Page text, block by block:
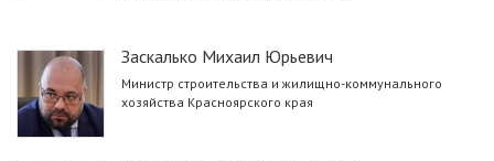
Заскалько Михаил Юрьевич
Министр строительства и жилищно-коммунального
хозяйства Красноярского края